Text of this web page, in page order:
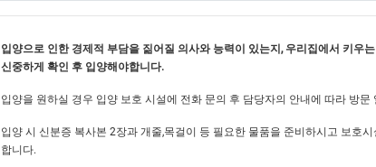
입양으로 인한 경제적 부담을 짊어질 의사와 능력이 있는지, 우리집에서 키우
신중하게 확인 후 입양해야합니다.
입양을 원하실 경우 입양 보호 시설에 전화 문의 후 담당자의 안내에 따라 방문
입양 시 신분증 복사본 2장과 개줄,목걸이 등 필요한 물품을 준비하시고 보호
합니다.